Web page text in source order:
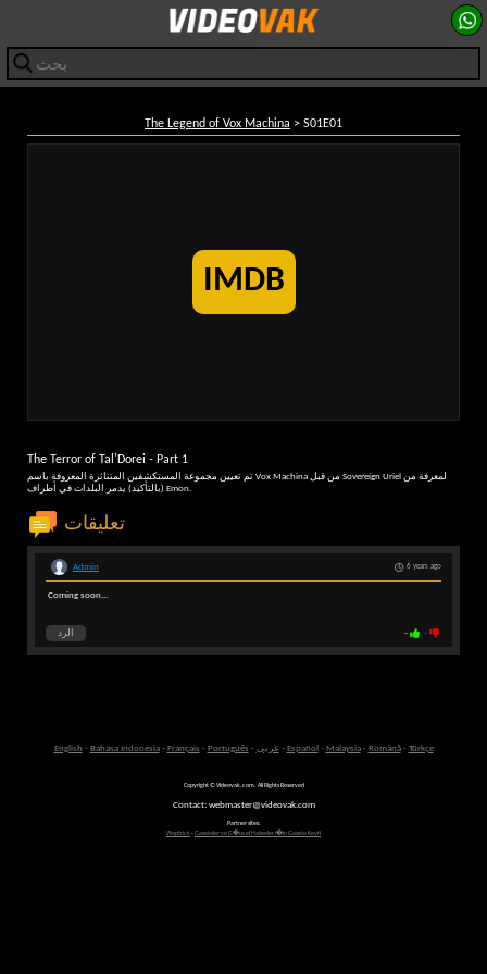
The Legend of Vox Machina > S01E01
IMDB
The Terror of Tal'Dorei - Part 1
تم تعيين مجموعة المستكشفين المتناثرة المعروفة باسم Vox Machina من قبل Sovereign Uriel لمعرفة من
(بالتأكيد) يدمر البلدات في أطراف Emon.
تعليقات
6 years ago
Admin
Coming soon...
- - الرد
English - Bahasa Indonesia- Français - Português - عربى- Español - Malaysia- Română- Türkçe
Copyright © Videovak.com. All Rights Reserved
Contact: webmaster@videovak.com
Partner sites:
Waptrick-Gazeteler ve G�ncel Haberler i�in Gazete Keyfi